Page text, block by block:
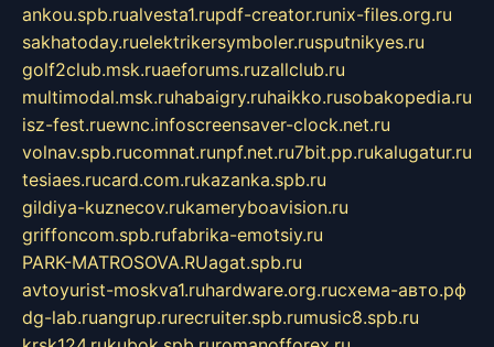
ankou.spb.rualvesta1.rupdf-creator.runix-files.org.ru
sakhatoday.ruelektrikersymboler.rusputnikyes.ru
golf2club.msk.ruaeforums.ruzallclub.ru
multimodal.msk.ruhabaigry.ruhaikko.rusobakopedia.ru
isz-fest.ruewnc.infoscreensaver-clock.net.ru
volnav.spb.rucomnat.runpf.net.ru7bit.pp.rukalugatur.ru
tesiaes.rucard.com.rukazanka.spb.ru
gildiya-kuznecov.rukameryboavision.ru
griffoncom.spb.rufabrika-emotsiy.ru
PARK-MATROSOVA.RUagat.spb.ru
avtoyurist-moskva1.ruhardware.org.ruсхема-авто.рф
dg-lab.ruangrup.rurecruiter.spb.rumusic8.spb.ru